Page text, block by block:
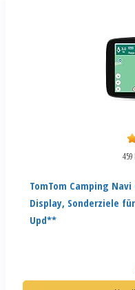
TomTom Camping
Display, Sonderziele
Upd**